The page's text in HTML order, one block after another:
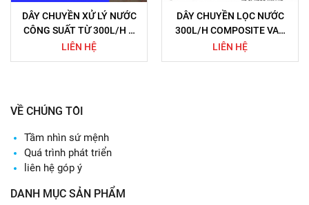
DÂY CHUYỀN XỬ LÝ NƯỚC
CÔNG SUẤT TỪ 300L/H –
10000L/H
LIÊN HỆ
DÂY CHUYỀN LỌC NƯỚC
300L/H COMPOSITE VAN
CƠ VACC300
LIÊN HỆ
VỀ CHÚNG TÔI
Tầm nhìn sứ mệnh
Quá trình phát triển
liên hệ góp ý
DANH MỤC SẢN PHẨM